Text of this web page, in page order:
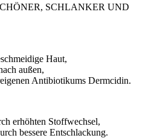
SCHLANKER UND
Haut,
außen,
Antibiotikums Dermcidin.
erhöhten Stoffwechsel,
bessere Entschlackung.